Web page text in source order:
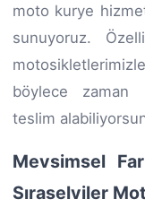
moto kurye
sunuyoruz.
böylece zaman
teslim
Mevsimsel
Sıraselviler